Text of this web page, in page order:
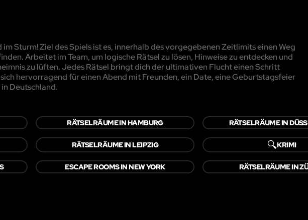
Sturm! Ziel des Spiels ist es, innerhalb des vorgegebenen Zeitlimits einen Weg
Arbeitet im Team, um logische Rätsel zu lösen, Hinweise zu entdecken und
zu lüften. Jedes Rätsel bringt dich der ultimativen Flucht einen Schritt
hervorragend für einen Abend mit Freunden, ein Date, eine Geburtstagsfeier
Deutschland.
RÄTSELRÄUME IN HAMBURG RÄTSELRÄUME IN
RÄTSELRÄUME IN LEIPZIG 🔍KRIMI
ESCAPE ROOMS IN NEW YORK RÄTSELRÄUME IN